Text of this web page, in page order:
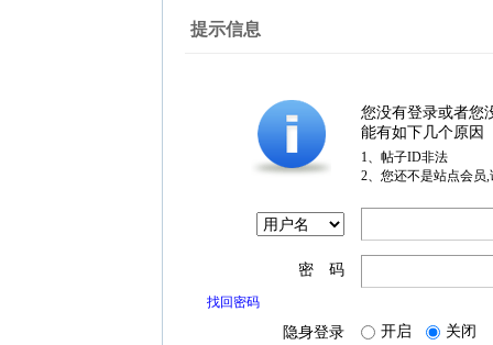
提示信息
您没有登录或者您
能有如下几个原因
1、帖子ID非法
2、您还不是站点会员
密 码
找回密码
隐身登录 开启 关闭